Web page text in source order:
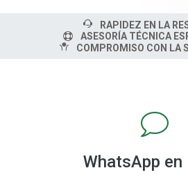
RAPIDEZ EN LA
ASESORÍA TÉCNICA
COMPROMISO CON LA
WhatsApp en